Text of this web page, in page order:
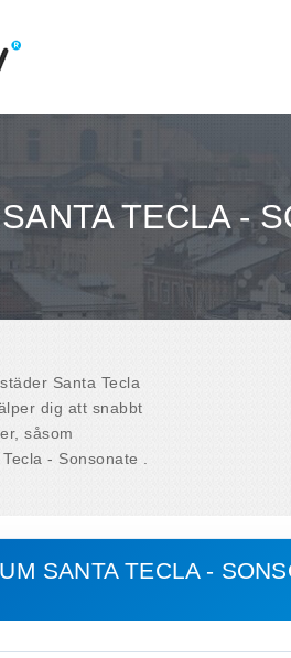
TECLA -
Santa Tecla
dig att snabbt
såsom
- Sonsonate .
SANTA TECLA -